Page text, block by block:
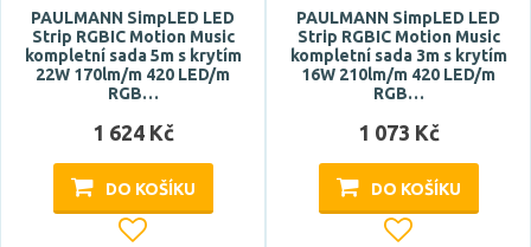
PAULMANN SimpLED LED
Strip RGBIC Motion Music
kompletní sada 5m s krytím
22W 170lm/m 420 LED/m
RGB…
1 624 Kč
DO KOŠÍKU
PAULMANN SimpLED LED
Strip RGBIC Motion Music
kompletní sada 3m s krytím
16W 210lm/m 420 LED/m
RGB…
1 073 Kč
DO KOŠÍKU